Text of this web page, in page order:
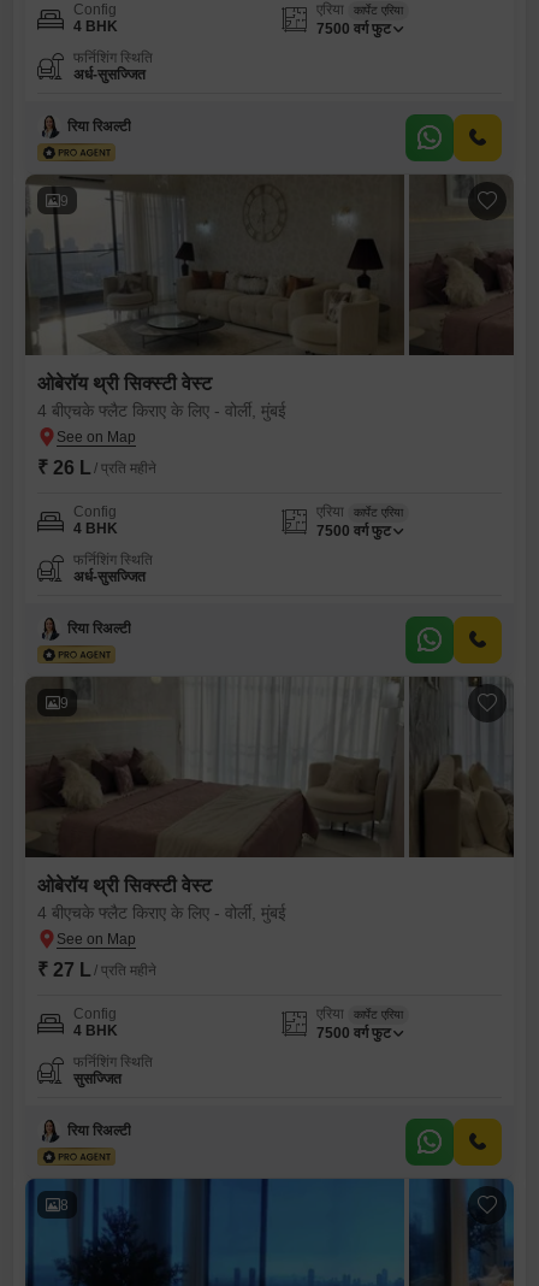
Config
4 BHK
एरिया कार्पेट एरिया
7500 वर्ग फुट
फर्निशिंग स्थिति
अर्ध-सुसज्जित
रिया रिअल्टी
9
ओबेरॉय थ्री सिक्स्टी वेस्ट
4 बीएचके फ्लैट किराए के लिए - वोर्ली, मुंबई
₹ 26 L / प्रति महीने
Config
4 BHK
एरिया कार्पेट एरिया
7500 वर्ग फुट
फर्निशिंग स्थिति
अर्ध-सुसज्जित
रिया रिअल्टी
9
ओबेरॉय थ्री सिक्स्टी वेस्ट
4 बीएचके फ्लैट किराए के लिए - वोर्ली, मुंबई
₹ 27 L / प्रति महीने
Config
4 BHK
एरिया कार्पेट एरिया
7500 वर्ग फुट
फर्निशिंग स्थिति
सुसज्जित
रिया रिअल्टी
8